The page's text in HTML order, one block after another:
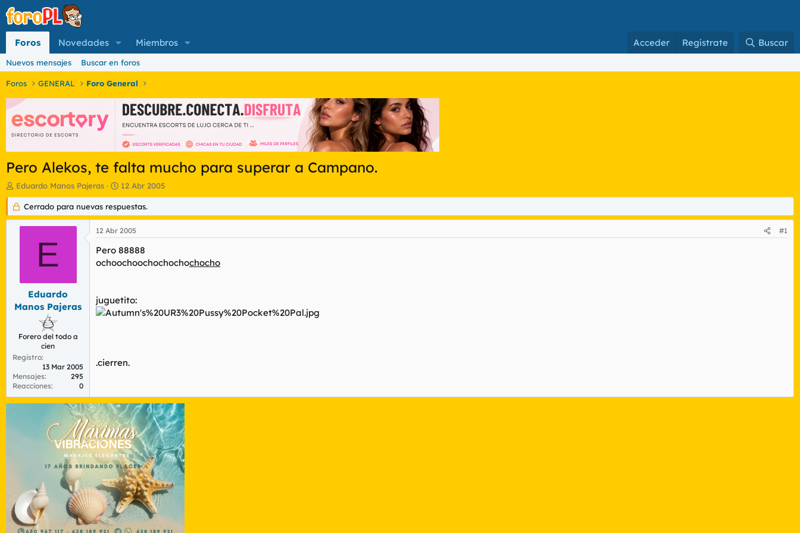
Foros Novedades Miembros Acceder Regístrate Buscar
Nuevos mensajes Buscar en foros
Foros GENERAL Foro General
Pero Alekos, te falta mucho para superar a Campano.
I
n
i
c
d
l
m
Eduardo Manos Pajeras
F
e
c
h
a
d
e
i
i
o
12 Abr 2005
Cerrado para nuevas respuestas.
E
Eduardo
Manos Pajeras
Forero del todo a
cien
Registro
13 Mar 2005
Mensajes
295
Reacciones
0
12 Abr 2005 #1
Pero 88888
ochoochoochochochochocho
juguetito:
.cierren.